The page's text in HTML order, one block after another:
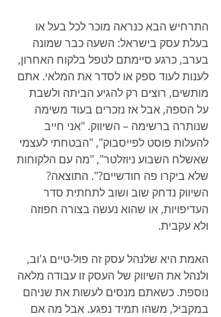
התרחיש הבא כנראה מוכר לכל בעל או
בעלת עסק בישראל: השעה כבר שמונה
בערב, כרגע סיימתם לטפל בלקוח האחרון,
לענות לעוד ספק או לסדר את המלאי. אתם
מותשים, רוצים רק להגיע הביתה ולשבת
על הספה, אבל אז נזכרים בעוד משימה
שנותרה ברשימה – השיווק. "אני חייב
להעלות פוסט לפייסבוק", "הבטחתי לעצמי
שאשלח השבוע ניוזלטר", "מה עם הלקוחות
שלא ביקרו פה חודשיים?". התוצאה?
השיווק נדחק שוב ושוב לתחתית סדר
העדיפויות, או שהוא נעשה בצורה חפוזה
ולא עקבית.
האמת היא שלנהל עסק זה פול-טיים ג'וב,
ולנהל את השיווק של העסק זו עבודה מלאה
נוספת. כשאתם מנסים לעשות את שניהם
במקביל, משהו תמיד נפגע. אבל מה אם